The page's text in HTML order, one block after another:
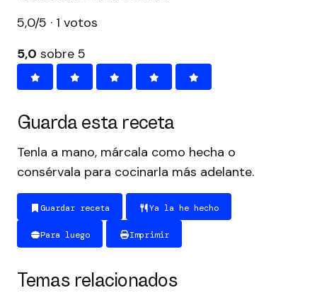
5,0/5 · 1 votos
5,0 sobre 5
Guarda esta receta
Tenla a mano, márcala como hecha o
consérvala para cocinarla más adelante.
Guardar receta Ya la he hecho
Para luego Imprimir
Temas relacionados